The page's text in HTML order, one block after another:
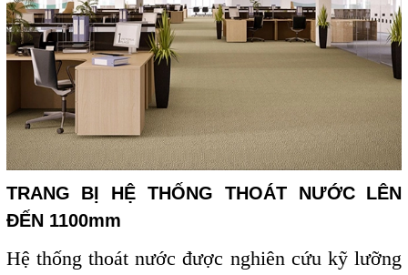
TRANG BỊ HỆ THỐNG THOÁT NƯỚC LÊN
ĐẾN 1100mm
Hệ thống thoát nước được nghiên cứu kỹ lưỡng